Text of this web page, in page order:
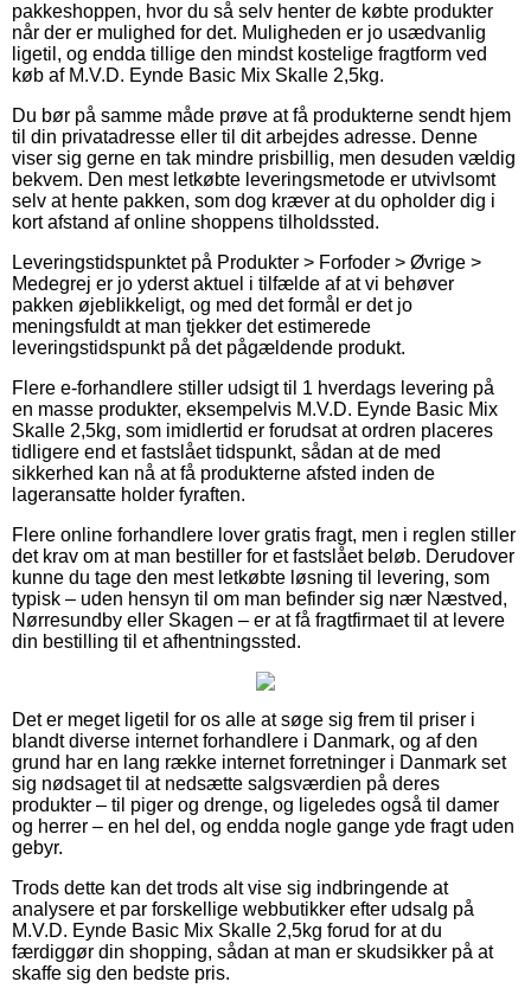
pakkeshoppen, hvor du så selv henter de købte produkter
når der er mulighed for det. Muligheden er jo usædvanlig
ligetil, og endda tillige den mindst kostelige fragtform ved
køb af M.V.D. Eynde Basic Mix Skalle 2,5kg.
Du bør på samme måde prøve at få produkterne sendt hjem
til din privatadresse eller til dit arbejdes adresse. Denne
viser sig gerne en tak mindre prisbillig, men desuden vældig
bekvem. Den mest letkøbte leveringsmetode er utvivlsomt
selv at hente pakken, som dog kræver at du opholder dig i
kort afstand af online shoppens tilholdssted.
Leveringstidspunktet på Produkter > Forfoder > Øvrige >
Medegrej er jo yderst aktuel i tilfælde af at vi behøver
pakken øjeblikkeligt, og med det formål er det jo
meningsfuldt at man tjekker det estimerede
leveringstidspunkt på det pågældende produkt.
Flere e-forhandlere stiller udsigt til 1 hverdags levering på
en masse produkter, eksempelvis M.V.D. Eynde Basic Mix
Skalle 2,5kg, som imidlertid er forudsat at ordren placeres
tidligere end et fastslået tidspunkt, sådan at de med
sikkerhed kan nå at få produkterne afsted inden de
lageransatte holder fyraften.
Flere online forhandlere lover gratis fragt, men i reglen stiller
det krav om at man bestiller for et fastslået beløb. Derudover
kunne du tage den mest letkøbte løsning til levering, som
typisk – uden hensyn til om man befinder sig nær Næstved,
Nørresundby eller Skagen – er at få fragtfirmaet til at levere
din bestilling til et afhentningssted.
Det er meget ligetil for os alle at søge sig frem til priser i
blandt diverse internet forhandlere i Danmark, og af den
grund har en lang række internet forretninger i Danmark set
sig nødsaget til at nedsætte salgsværdien på deres
produkter – til piger og drenge, og ligeledes også til damer
og herrer – en hel del, og endda nogle gange yde fragt uden
gebyr.
Trods dette kan det trods alt vise sig indbringende at
analysere et par forskellige webbutikker efter udsalg på
M.V.D. Eynde Basic Mix Skalle 2,5kg forud for at du
færdiggør din shopping, sådan at man er skudsikker på at
skaffe sig den bedste pris.